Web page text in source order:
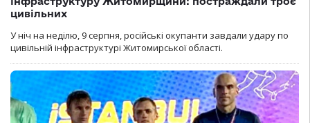
цивільних
У ніч на неділю, 9 серпня, російські окупанти завдали удару по
цивільній інфраструктурі Житомирської області.